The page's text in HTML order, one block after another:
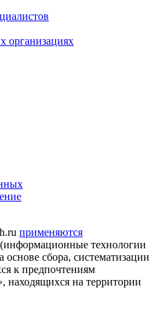
организациях
применяются
(информационные технологии
сбора, систематизации
к предпочтениям
находящихся на территории